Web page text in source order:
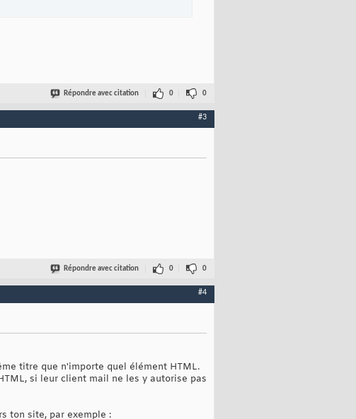
Répondre avec citation 0 0
#3
Répondre avec citation 0 0
#4
titre que n'importe quel élément HTML.
si leur client mail ne les y autorise pas
ton site, par exemple :